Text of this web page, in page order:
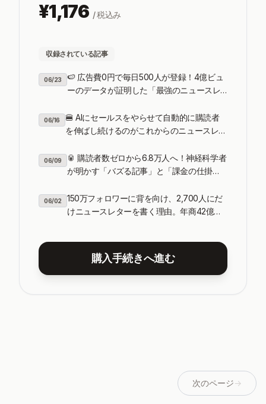
¥1,176 / 税込み
収録されている記事
06/23
🍉 広告費0円で毎日500人が登録！4億ビュ
ーのデータが証明した「最強のニュースレ
06/16
🍔 AIにセールスをやらせて自動的に購読者
を伸ばし続けるのがこれからのニュースレタ
06/09
🥫 購読者数ゼロから6.8万人へ！神経科学者
が明かす「バズる記事」と「課金の仕掛
06/02
150万フォロワーに背を向け、2,700人にだ
けニュースレターを書く理由。年商42億の
購入手続きへ進む
次のページ→